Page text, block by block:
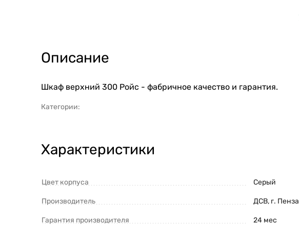
Описание
Шкаф верхний 300 Ройс - фабричное качество и гарантия.
Категории:
Характеристики
Цвет корпуса Серый
Производитель ДСВ, г. Пенза
Гарантия производителя 24 мес